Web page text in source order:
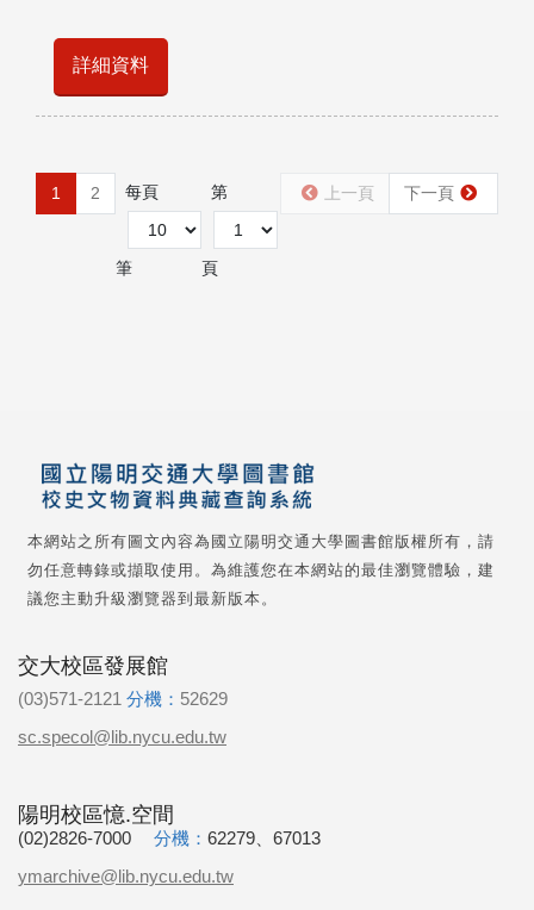
詳細資料
1 2 每頁
筆
第
頁
上一頁 下一頁
本網站之所有圖文內容為國立陽明交通大學圖書館版權所有，請
勿任意轉錄或擷取使用。為維護您在本網站的最佳瀏覽體驗，建
議您主動升級瀏覽器到最新版本。
交大校區發展館
(03)571-2121 分機： 52629
sc.specol@lib.nycu.edu.tw
陽明校區憶.空間
(02)2826-7000 分機： 62279、67013
ymarchive@lib.nycu.edu.tw